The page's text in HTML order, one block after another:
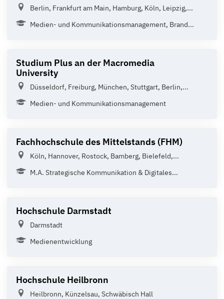
Berlin, Frankfurt am Main, Hamburg, Köln, Leipzig,...
Medien- und Kommunikationsmanagement, Brand...
Studium Plus an der Macromedia
University
Düsseldorf, Freiburg, München, Stuttgart, Berlin,...
Medien- und Kommunikationsmanagement
Fachhochschule des Mittelstands (FHM)
Köln, Hannover, Rostock, Bamberg, Bielefeld,...
M.A. Strategische Kommunikation & Digitales...
Hochschule Darmstadt
Darmstadt
Medienentwicklung
Hochschule Heilbronn
Heilbronn, Künzelsau, Schwäbisch Hall